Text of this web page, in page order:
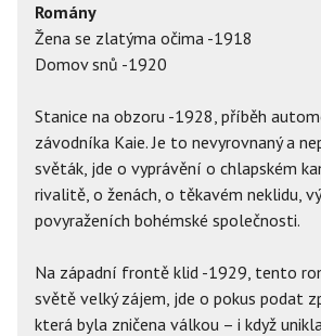
Romány
Žena se zlatýma očima -1918
Domov snů -1920
Stanice na obzoru -1928, příběh
závodníka Kaie. Je to nevyrovnaný a
světák, jde o vyprávění o chlapském
rivalitě, o ženách, o těkavém neklidu,
povyraženích bohémské společnosti.
Na západní frontě klid -1929, tento
světě velký zájem, jde o pokus podat
která byla zničena válkou – i když